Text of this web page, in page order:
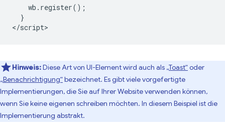
    wb.register();
  }
Hinweis:Diese Art von UI-Element wird auch als „Toast“oder
„Benachrichtigung“bezeichnet. Es gibt viele vorgefertigte
Implementierungen, die Sie auf Ihrer Website verwenden können,
wenn Sie keine eigenen schreiben möchten. In diesem Beispiel ist die
Implementierung abstrakt.